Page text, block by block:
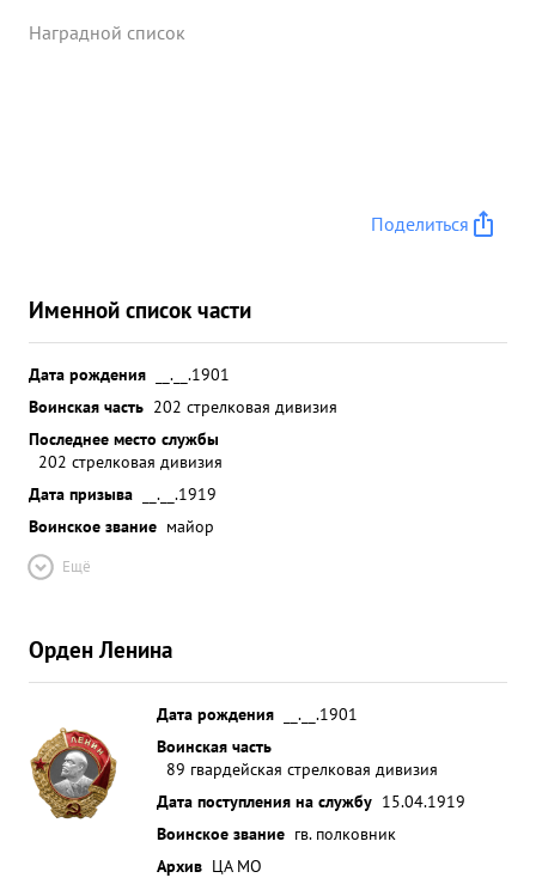
Наградной список
Поделиться
Именной список части
Дата рождения
__.__.1901
Воинская часть 202 стрелковая дивизия
Последнее место службы
202 стрелковая дивизия
Дата призыва
__.__.1919
Воинское звание майор
Ещё
Орден Ленина
Дата рождения
__.__.1901
Воинская часть
89 гвардейская стрелковая дивизия
Дата поступления на службу 15.04.1919
Воинское звание гв. полковник
Архив ЦА МО